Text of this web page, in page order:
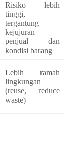
Risiko lebih
tinggi,
tergantung
kejujuran
penjual dan
kondisi barang
Lebih ramah
lingkungan
(reuse, reduce
waste)